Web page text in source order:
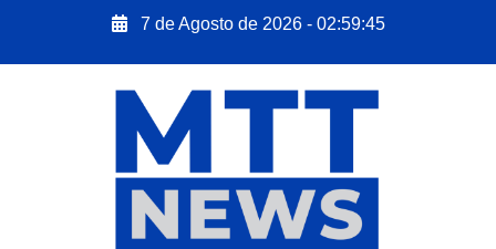
7 de Agosto de 2026 - 02:59:46